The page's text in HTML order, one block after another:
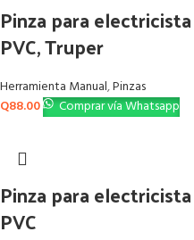
Pinza para
PVC, Truper
Herramienta Manual,Pinzas
Q88.00 Comprar vía Whatsapp
Pinza para
PVC